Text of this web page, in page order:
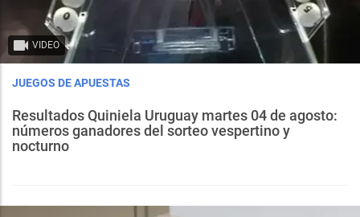
VIDEO
JUEGOS DE APUESTAS
Resultados Quiniela Uruguay martes 04 de agosto:
números ganadores del sorteo vespertino y
nocturno